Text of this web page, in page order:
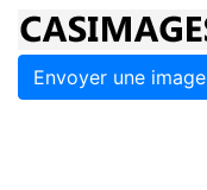
Envoyer une image